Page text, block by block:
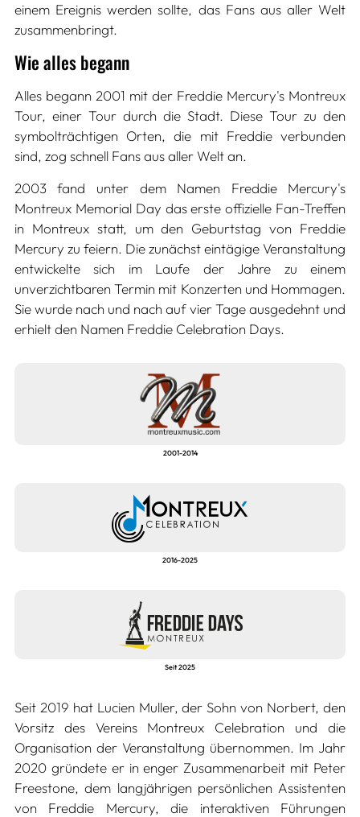
einem Ereignis werden sollte, das Fans aus aller Welt
zusammenbringt.
Wie alles begann
Alles begann 2001 mit der Freddie Mercury's Montreux
Tour, einer Tour durch die Stadt. Diese Tour zu den
symbolträchtigen Orten, die mit Freddie verbunden
sind, zog schnell Fans aus aller Welt an.
2003 fand unter dem Namen Freddie Mercury's
Montreux Memorial Day das erste offizielle Fan-Treffen
in Montreux statt, um den Geburtstag von Freddie
Mercury zu feiern. Die zunächst eintägige Veranstaltung
entwickelte sich im Laufe der Jahre zu einem
unverzichtbaren Termin mit Konzerten und Hommagen.
Sie wurde nach und nach auf vier Tage ausgedehnt und
erhielt den Namen Freddie Celebration Days.
2001-2014
2016-2025
Seit 2025
Seit 2019 hat Lucien Muller, der Sohn von Norbert, den
Vorsitz des Vereins Montreux Celebration und die
Organisation der Veranstaltung übernommen. Im Jahr
2020 gründete er in enger Zusammenarbeit mit Peter
Freestone, dem langjährigen persönlichen Assistenten
von Freddie Mercury, die interaktiven Führungen